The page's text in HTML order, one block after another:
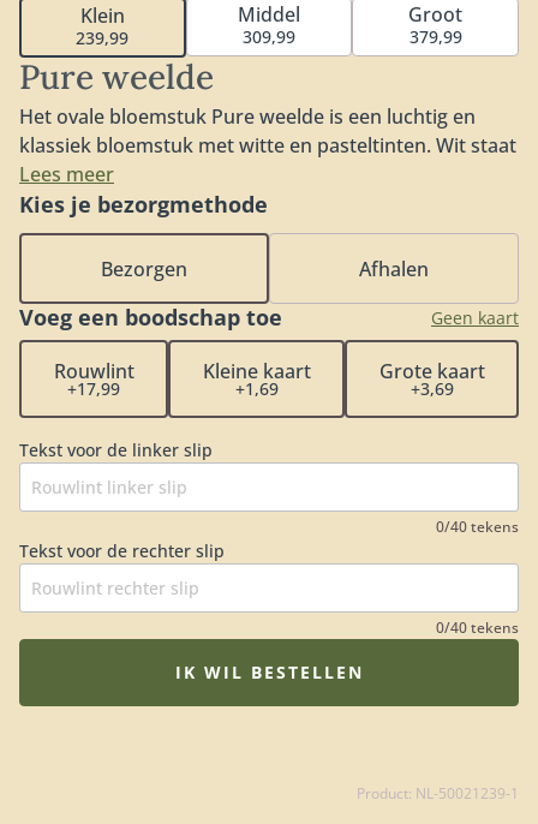
Pure weelde
Het ovale bloemstuk Pure weelde is een luchtig en
klassiek bloemstuk met witte en pasteltinten. Wit staat
symbool voor puurheid, oprechtheid en perfectie. De
klassieke en tijdloze uitstraling maakt van Pure weelde
een rouwstuk passend bij elk afscheid. Verkrijgbaar in
60cm (klein), 80cm (middel) of 100cm (groot). Fijn om
te weten: iedere bestelling met rouwwerk wordt
persoonlijk en handmatig gecontroleerd. Hiermee
garanderen wij dat het rouwstuk volledig naar wens
wordt samengesteld. De rouwbloemen worden op een
locatie naar keuze (bij een kerk, rouwcentrum of
halen bij de bloemist. De Fleurop bloemist zorgt
ervoor dat het rouwboeket op het juiste moment
wordt bezorgd en dat de bloemen op hun mooist zijn.
Een extra fijne gedachte in een verdrietige periode.
Lees meer
Klein
239,99
Middel
309,99
Groot
379,99
Voeg een boodschap toe Geen kaart
Rouwlint
+17,99
Kleine kaart
+1,69
Grote kaart
+3,69
Tekst voor de linker slip
0/40 tekens
Tekst voor de rechter slip
0/40 tekens
Kies je bezorgmethode
Bezorgen Afhalen
IK WIL BESTELLEN
Product: NL-50021239-1